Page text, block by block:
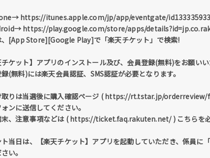
https://itunes.apple.com/jp/app/eventgate/
https://play.google.com/store/apps/
、[App Store][Google Play]で「楽天チケット」で検索!
チケット】アプリのインストール及び、会員登録(無料)をお願いい
(無料)には楽天会員認証、SMS認証が必要となります。
取りは当選後に購入確認ページ ( https://rt.tstar.jp/orderreview/
ンに送信してください。
、注意事項などは ( https://ticket.faq.rakuten.net/ ) こちらを必
当日は、【楽天チケット】アプリを起動していただき、係員に
い。